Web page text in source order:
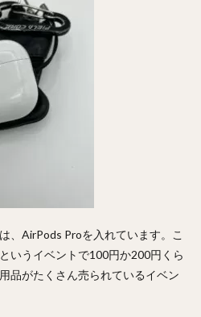
、AirPods Proを入れています。こ
いうイベントで100円か200円くら
品がたくさん売られているイベン